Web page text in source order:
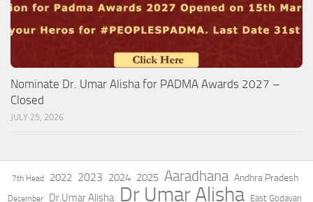
Nominate Dr. Umar Alisha for PADMA Awards 2027 –
Closed
JULY 25, 2026
7th Head 2022 2023 2024 2025 Aaradhana Andhra Pradesh
December Dr.Umar Alisha Dr Umar Alisha East Godavari